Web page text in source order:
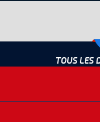
TOUS LES